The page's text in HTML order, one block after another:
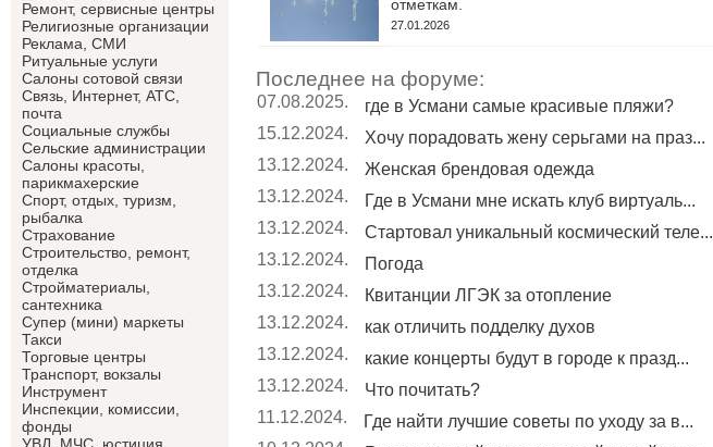
Ремонт, сервисные центры
Религиозные организации
Реклама, СМИ
Ритуальные услуги
Салоны сотовой связи
Связь, Интернет, АТС,
почта
Социальные службы
Сельские администрации
Салоны красоты,
парикмахерские
Спорт, отдых, туризм,
рыбалка
Страхование
Строительство, ремонт,
отделка
Cтройматериалы,
сантехника
Супер (мини) маркеты
Такси
Торговые центры
Транспорт, вокзалы
Инструмент
Инспекции, комиссии,
фонды
отметкам.
27.01.2026
Последнее на форуме:
07.08.2025.
где в Усмани самые красивые пляжи?
15.12.2024.
Хочу порадовать жену серьгами на праз...
13.12.2024.
Женская брендовая одежда
13.12.2024.
Где в Усмани мне искать клуб виртуаль...
13.12.2024.
Стартовал уникальный космический теле...
13.12.2024.
Погода
13.12.2024.
Квитанции ЛГЭК за отопление
13.12.2024.
как отличить подделку духов
13.12.2024.
какие концерты будут в городе к празд...
13.12.2024.
Что почитать?
11.12.2024.
Где найти лучшие советы по уходу за в...